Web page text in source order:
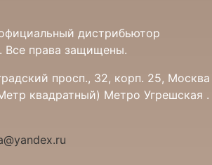
дистрибьютор
Все права защищены.
просп., 32, корп. 25, Москва
квадратный) Метро Угрешская .